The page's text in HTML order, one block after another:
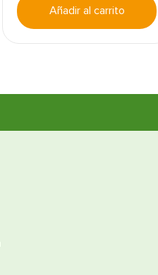
Añadir al carrito